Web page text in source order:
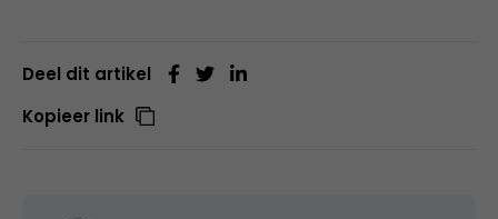
Deel dit artikel
Kopieer link